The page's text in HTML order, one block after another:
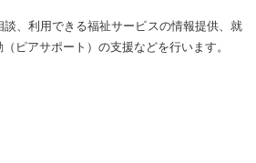
、利用できる福祉サービスの情報提供、就
ピアサポート）の支援などを行います。